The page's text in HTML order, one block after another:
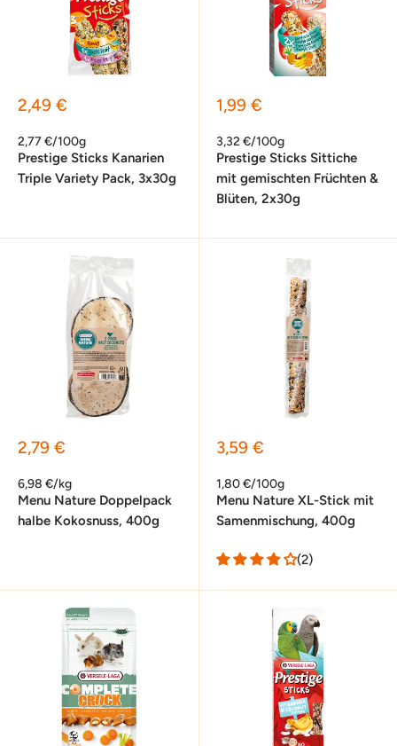
Sonderpreis
2,49 €
2,77 €/100g
Prestige Sticks Kanarien
Triple Variety Pack, 3x30g
Sonderpreis
1,99 €
3,32 €/100g
Prestige Sticks Sittiche
mit gemischten Früchten &
Blüten, 2x30g
Sonderpreis
2,79 €
6,98 €/kg
Menu Nature Doppelpack
halbe Kokosnuss, 400g
Sonderpreis
3,59 €
1,80 €/100g
Menu Nature XL-Stick mit
Samenmischung, 400g
(2)